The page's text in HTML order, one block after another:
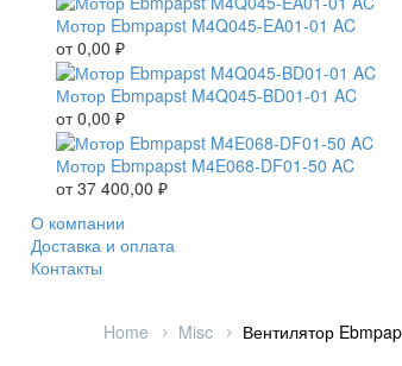
Мотор Ebmpapst M4Q045-EA01-01 AC
от0,00 ₽
Мотор Ebmpapst M4Q045-BD01-01 AC
от0,00 ₽
Мотор Ebmpapst M4E068-DF01-50 AC
от37 400,00 ₽
О компании
Доставка и оплата
Контакты
Home Misc Вентилятор